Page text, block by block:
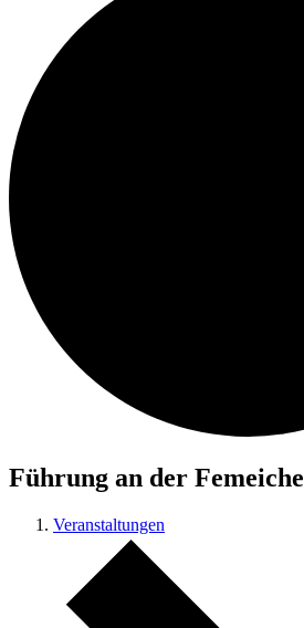
Führung an der Femeiche
Veranstaltungen